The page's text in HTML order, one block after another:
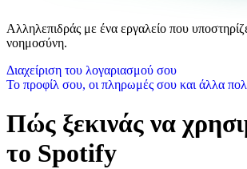
Αλληλεπιδράς με ένα εργαλείο που
νοημοσύνη.
Διαχείριση του λογαριασμού σου
Το προφίλ σου, οι πληρωμές σου και άλλα
Πώς ξεκινάς να
το Spotify